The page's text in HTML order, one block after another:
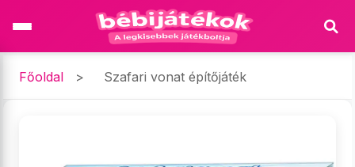
Főoldal > Szafari vonat építőjáték